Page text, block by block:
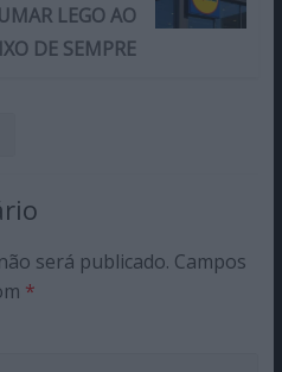
LEGO AO
DE SEMPRE
será publicado. Campos
*